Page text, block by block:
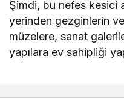
Şimdi, bu nefes kesici
yerinden gezginlerin
müzelere, sanat
yapılara ev sahipliği